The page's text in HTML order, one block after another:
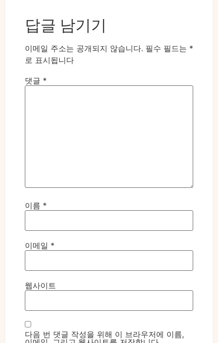
답글 남기기
이메일 주소는 공개되지 않습니다. 필수 필드는 *
로 표시됩니다
댓글 *
이름 *
이메일 *
웹사이트
다음 번 댓글 작성을 위해 이 브라우저에 이름,